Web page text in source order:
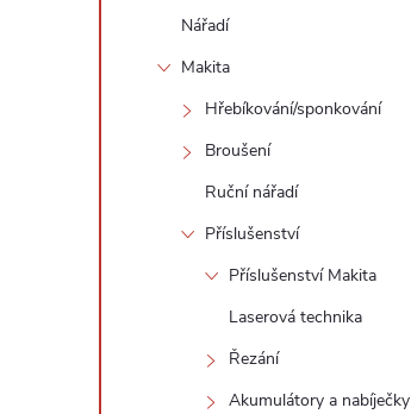
Nářadí
Makita
Hřebíkování/sponkování
Broušení
Ruční nářadí
Příslušenství
Příslušenství Makita
Laserová technika
Řezání
Akumulátory a nabíječky